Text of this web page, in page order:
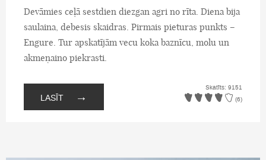
Devāmies ceļā sestdien diezgan agri no rīta. Diena bija
saulaina, debesis skaidras. Pirmais pieturas punkts –
Engure. Tur apskatījām vecu koka baznīcu, molu un
akmeņaino piekrasti.
LASĪT →
Skatīts: 9151
(6)